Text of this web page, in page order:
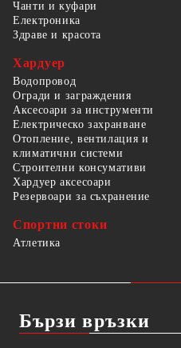
Чанти и куфари
Електроника
Здраве и красота
Хардуер
Водопровод
Огради и заграждения
Аксесоари за инструменти
Електрическо захранване
Отопление, вентилация и
климатични системи
Строителни консумативи
Хардуер аксесоари
Резервоари за съхранение
Спортни стоки
Атлетика
Бързи връзки